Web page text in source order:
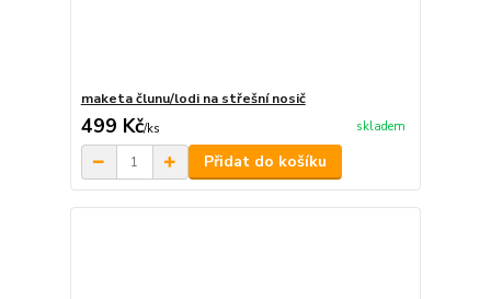
maketa člunu/lodi na střešní nosič
499 Kč/ks skladem
Přidat do košíku